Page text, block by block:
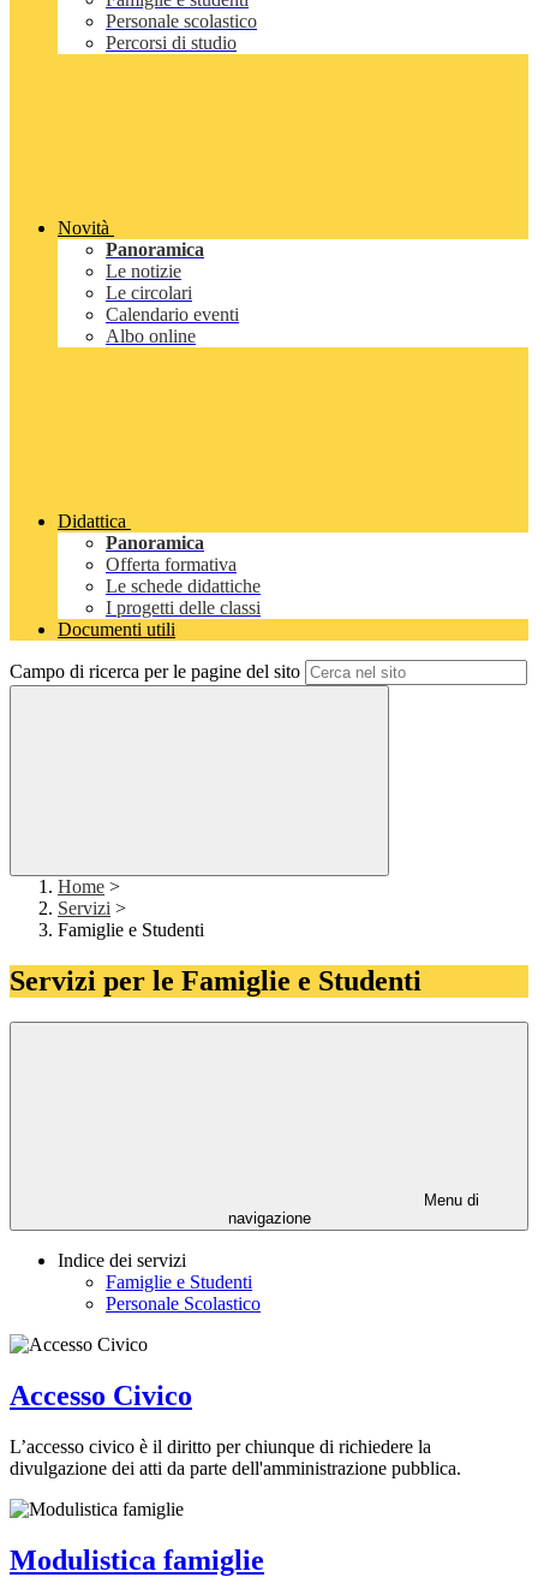
Personale scolastico
Percorsi di studio
Novità
Panoramica
Le notizie
Le circolari
Calendario eventi
Albo online
Didattica
Panoramica
Offerta formativa
Le schede didattiche
I progetti delle classi
Documenti utili
Campo di ricerca per le pagine del sito
Home >
Servizi >
Famiglie e Studenti
Servizi per le Famiglie e Studenti
Menu di
navigazione
Indice dei servizi
Famiglie e Studenti
Personale Scolastico
Accesso Civico
L’accesso civico è il diritto per chiunque di richiedere la
divulgazione dei atti da parte dell'amministrazione pubblica.
Modulistica famiglie